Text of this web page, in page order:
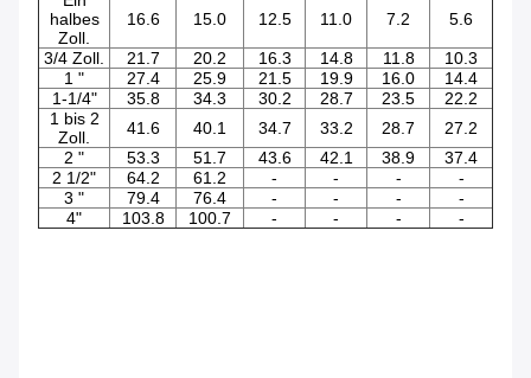
halbes
Zoll.
16.6 15.0 12.5 11.0 7.2 5.6
3/4 Zoll. 21.7 20.2 16.3 14.8 11.8
10.3
1 "
27.4 25.9 21.5 19.9 16.0
14.4
1-1/4"
35.8 34.3 30.2 28.7 23.5
22.2
1 bis 2
Zoll.
41.6 40.1 34.7 33.2 28.7
27.2
2 "
53.3 51.7 43.6 42.1 38.9
37.4
2 1/2"
64.2 61.2 - - -
-
3 "
79.4 76.4 - - -
-
4"
103.8 100.7 - - - -